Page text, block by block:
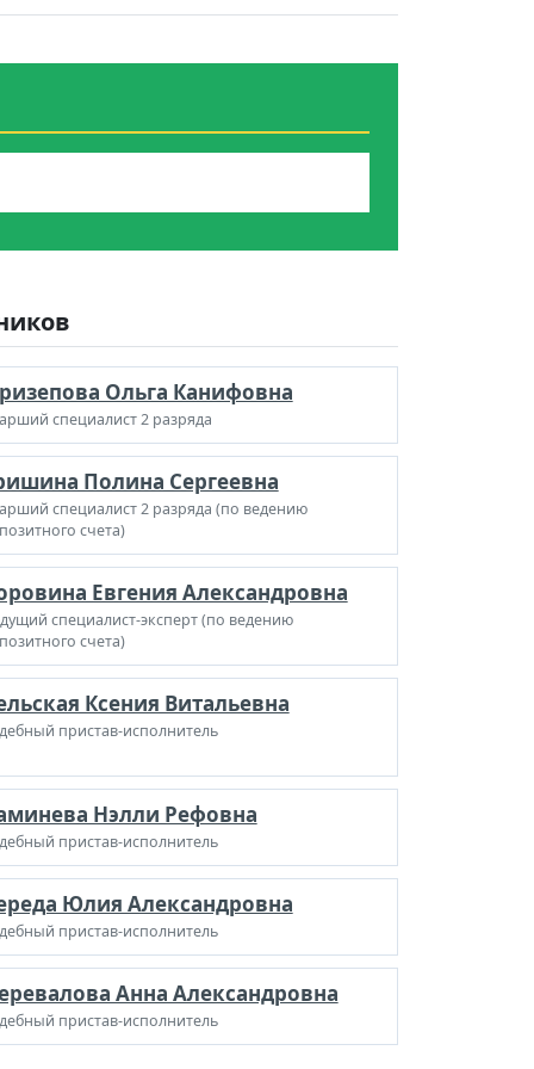
Ольга Канифовна
специалист 2 разряда
Полина Сергеевна
специалист 2 разряда (по ведению
счета)
Евгения Александровна
специалист-эксперт (по ведению
счета)
Ксения Витальевна
пристав-исполнитель
Нэлли Рефовна
пристав-исполнитель
Юлия Александровна
пристав-исполнитель
Анна Александровна
пристав-исполнитель